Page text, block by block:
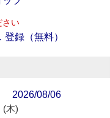
さい
登録（無料）
2026/08/06
(木)